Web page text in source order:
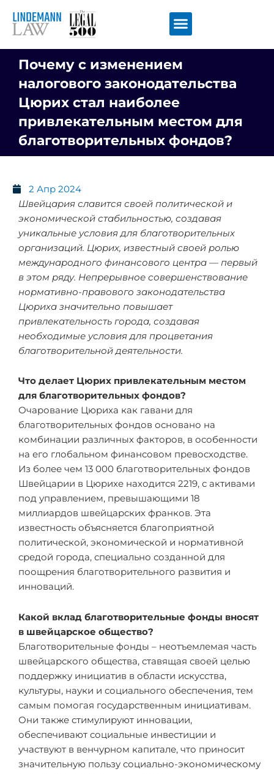
содержимому
Почему с изменением
налогового законодательства
Цюрих стал наиболее
привлекательным местом для
благотворительных фондов?
2 Апр 2024
Швейцария славится своей политической и
экономической стабильностью, создавая
уникальные условия для благотворительных
организаций. Цюрих, известный своей ролью
международного финансового центра — первый
в этом ряду. Непрерывное совершенствование
нормативно-правового законодательства
Цюриха значительно повышает
привлекательность города, создавая
необходимые условия для процветания
благотворительной деятельности.
Что делает Цюрих привлекательным местом
для благотворительных фондов?
Очарование Цюриха как гавани для
благотворительных фондов основано на
комбинации различных факторов, в особенности
на его глобальном финансовом превосходстве.
Из более чем 13 000 благотворительных фондов
Швейцарии в Цюрихе находится 2219, с активами
под управлением, превышающими 18
миллиардов швейцарских франков. Эта
известность объясняется благоприятной
политической, экономической и нормативной
средой города, специально созданной для
поощрения благотворительного развития и
инноваций.
Какой вклад благотворительные фонды вносят
в швейцарское общество?
Благотворительные фонды – неотъемлемая часть
швейцарского общества, ставящая своей целью
поддержку инициатив в области искусства,
культуры, науки и социального обеспечения, тем
самым помогая государственным инициативам.
Они также стимулируют инновации,
обеспечивают социальные инвестиции и
участвуют в венчурном капитале, что приносит
значительную пользу социально-экономическому